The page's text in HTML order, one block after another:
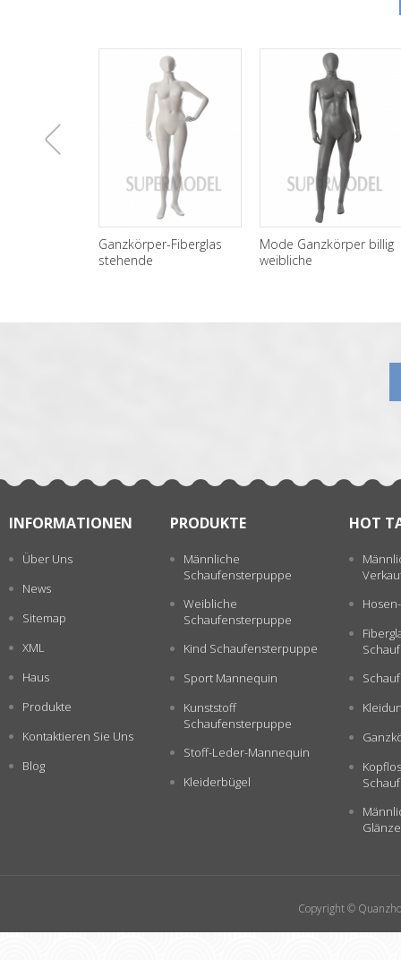
Ganzkörper-Fiberglas
stehende
Mode Ganzkörper billig
weibliche
INFORMATIONEN
Über Uns
News
Sitemap
XML
Haus
Produkte
Kontaktieren Sie Uns
Blog
PRODUKTE
Männliche
Schaufensterpuppe
Weibliche
Schaufensterpuppe
Kind Schaufensterpuppe
Sport Mannequin
Kunststoff
Schaufensterpuppe
Stoff-Leder-Mannequin
Kleiderbügel
HOT
Copyright ©